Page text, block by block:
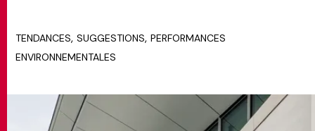
MAGAZINE
CONTACTS
TENDANCES, SUGGESTIONS, PERFORMANCES
ENVIRONNEMENTALES